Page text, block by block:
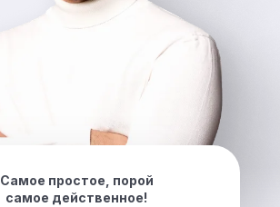
Самое простое, порой
самое действенное!